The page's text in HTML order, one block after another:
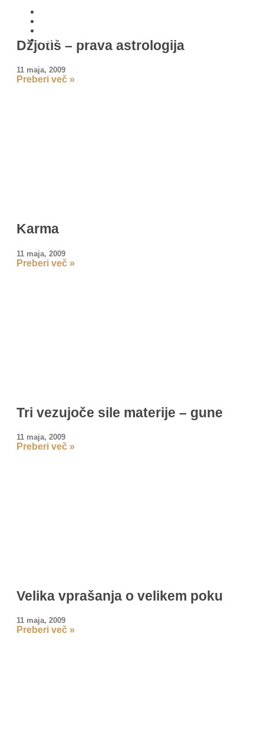
01 431 21 24
Džjotiš – prava astrologija
11 maja, 2009
Preberi več »
Karma
11 maja, 2009
Preberi več »
Tri vezujoče sile materije – gune
11 maja, 2009
Preberi več »
Velika vprašanja o velikem poku
11 maja, 2009
Preberi več »